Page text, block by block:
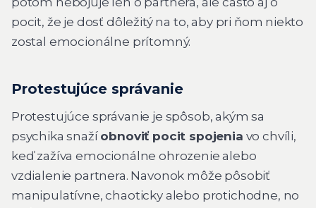
pocit, že je dosť dôležitý na to, aby pri ňom niekto
zostal emocionálne prítomný.
Protestujúce správanie
Protestujúce správanie je spôsob, akým sa
psychika snaží obnoviť pocit spojenia vo chvíli,
keď zažíva emocionálne ohrozenie alebo
vzdialenie partnera. Navonok môže pôsobiť
manipulatívne, chaoticky alebo protichodne, no